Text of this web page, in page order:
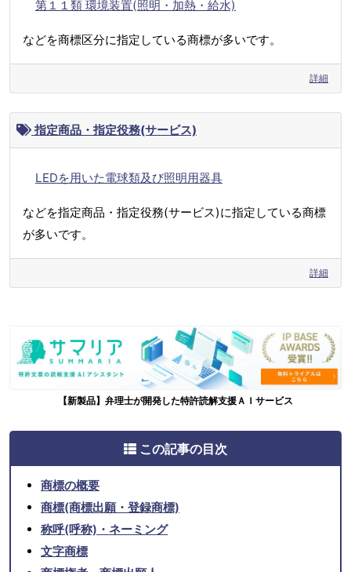
第１１類 環境装置(照明・加熱・給水)
などを商標区分に指定している商標が多いです。
詳細
指定商品・指定役務(サービス)
LEDを用いた電球類及び照明用器具
などを指定商品・指定役務(サービス)に指定している商標
が多いです。
詳細
【新製品】弁理士が開発した特許読解支援ＡＩサービス
この記事の目次
商標の概要
商標(商標出願・登録商標)
称呼(呼称)・ネーミング
文字商標